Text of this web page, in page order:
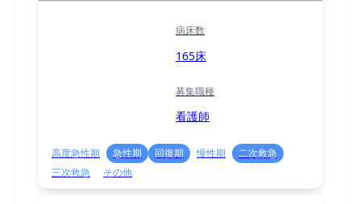
病床数
165床
募集職種
看護師
高度急性期 急性期 回復期 慢性期
二次救急
三次救急
その他